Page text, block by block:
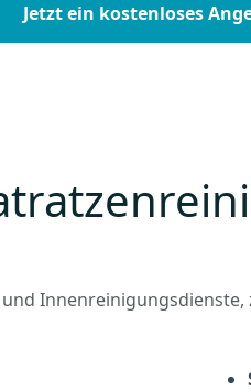
Jetzt ein kostenloses